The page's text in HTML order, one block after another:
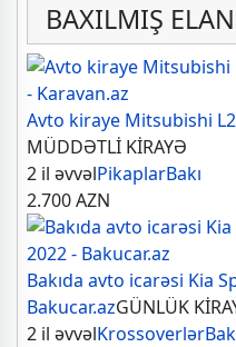
BAXILMIŞ
Avto kiraye Mitsubishi
MÜDDƏTLİ KİRAYƏ
2 il əvvəlPikaplarBakı
2.700AZN
Bakıda avto icarəsi Kia
Bakucar.azGÜNLÜK
2 il əvvəlKrossoverlər